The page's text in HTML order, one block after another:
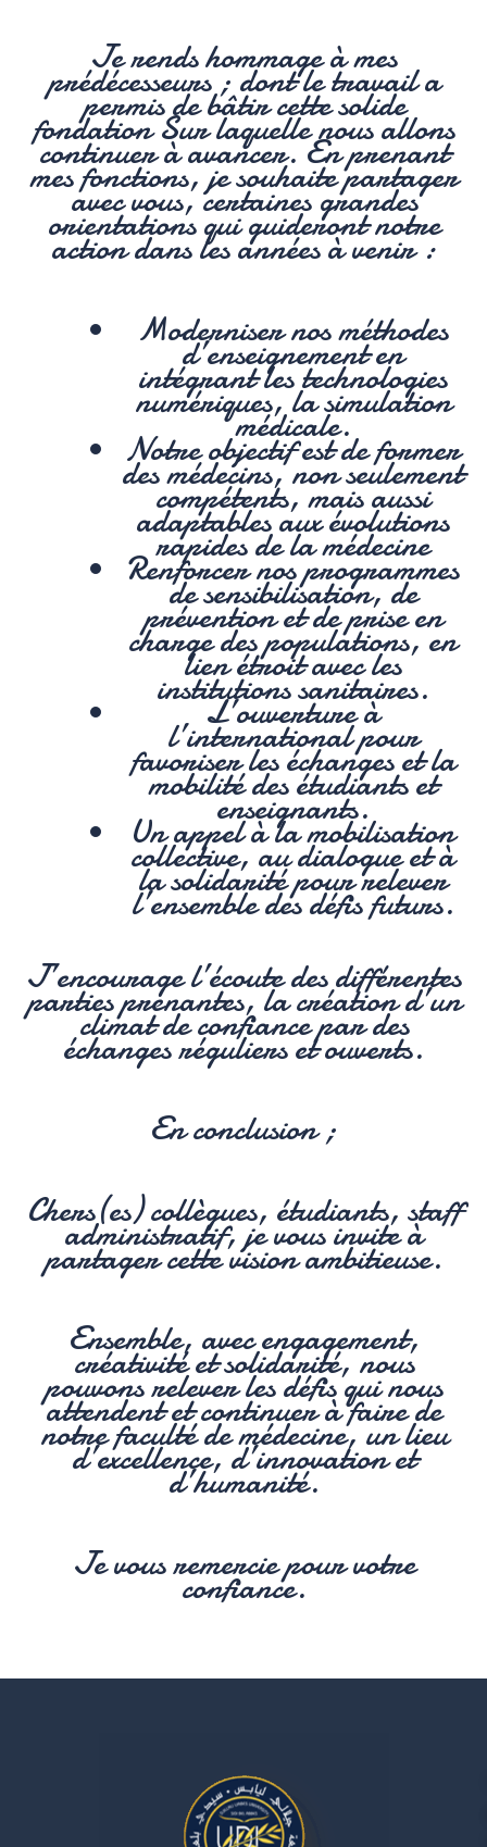
Je rends hommage à mes
prédécesseurs ; dont le travail a
permis de bâtir cette solide
fondation Sur laquelle nous allons
continuer à avancer.En prenant
mes fonctions, je souhaite partager
avec vous, certaines grandes
orientations qui guideront notre
action dans les années à venir :
Moderniser nos méthodes
d’enseignement en
intégrant les technologies
numériques, la simulation
médicale.
Notre objectif est de former
des médecins, non seulement
compétents, mais aussi
adaptables aux évolutions
rapides de la médecine
Renforcer nos programmes
de sensibilisation, de
prévention et de prise en
charge des populations, en
lien étroit avec les
institutions sanitaires.
L’ouverture à
l’international pour
favoriser les échanges et la
mobilité des étudiants et
enseignants.
Un appel à la mobilisation
collective, au dialogue et à
la solidarité pour relever
l’ensemble des défis futurs.
J’encourage l’écoute des différentes
parties prenantes, la création d’un
climat de confiance par des
échanges réguliers et ouverts.
En conclusion ;
Chers(es) collègues, étudiants, staff
administratif, je vous invite à
partager cette vision ambitieuse.
Ensemble, avec engagement,
créativité et solidarité, nous
pouvons relever les défis qui nous
attendent et continuer à faire de
notre faculté de médecine, un lieu
d’excellence, d’innovation et
d’humanité.
Je vous remercie pour votre
confiance.